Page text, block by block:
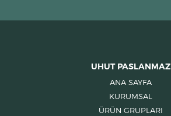
UHUT PASLANMAZ
ANA SAYFA
KURUMSAL
ÜRÜN GRUPLARI